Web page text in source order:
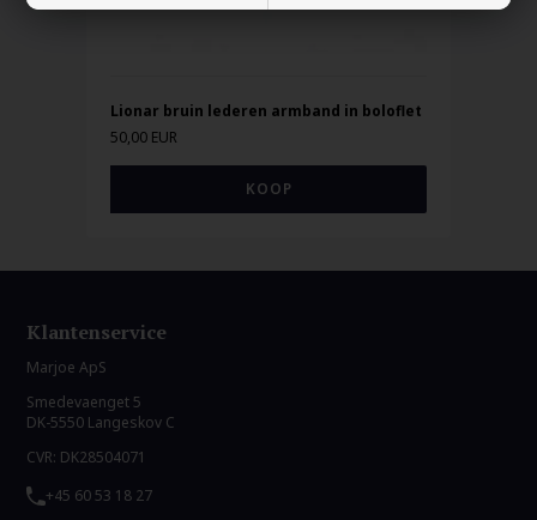
Lionar bruin lederen armband in boloflet
50,00 EUR
Klantenservice
Marjoe ApS
Smedevaenget 5
DK-5550 Langeskov C
CVR: DK28504071
+45 60 53 18 27